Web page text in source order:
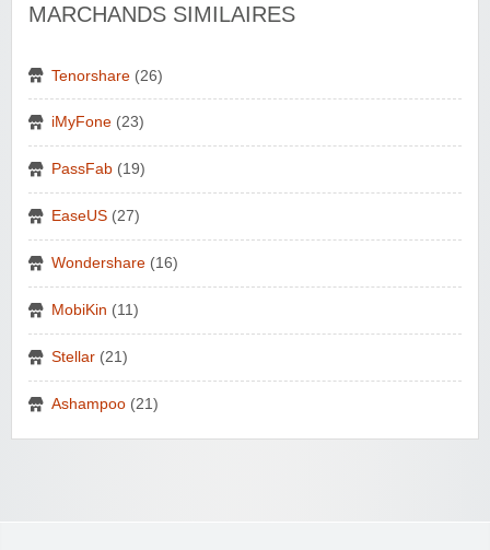
MARCHANDS SIMILAIRES
Tenorshare (26)
iMyFone (23)
PassFab (19)
EaseUS (27)
Wondershare (16)
MobiKin (11)
Stellar (21)
Ashampoo (21)